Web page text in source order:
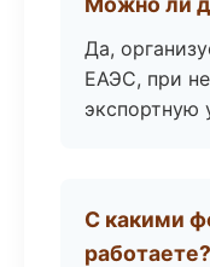
Да,
ЕАЭС, при
экспортную
С какими
работаете?